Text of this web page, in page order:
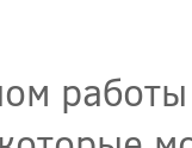
работы